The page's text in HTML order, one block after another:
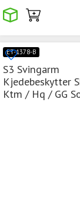
ET-1378-B
S3 Svingarm
Kjedebeskytter
Ktm / Hq / GG